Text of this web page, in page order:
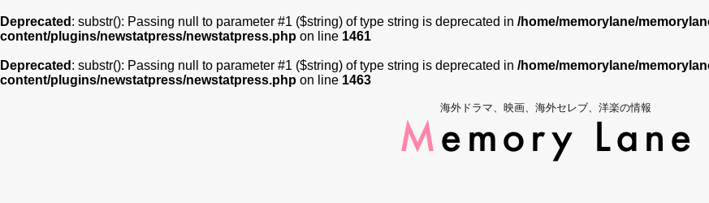
Deprecated : substr(): Passing null to parameter #1 ($string) of type string is deprecated in /home/memorylane/
content/plugins/newstatpress/newstatpress.php on line 1461
Deprecated : substr(): Passing null to parameter #1 ($string) of type string is deprecated in /home/memorylane/
content/plugins/newstatpress/newstatpress.php on line 1463
海外ドラマ、映画、海外セレブ、洋楽の情報